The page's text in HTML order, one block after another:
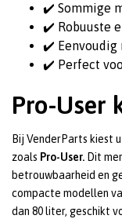
✔️ Sommige
✔️ Robuuste
✔️ Eenvoudig
✔️ Perfect
Pro-User
Bij VenderParts kiest
zoals Pro-User. Dit
betrouwbaarheid en
compacte modellen
dan 80 liter, geschikt